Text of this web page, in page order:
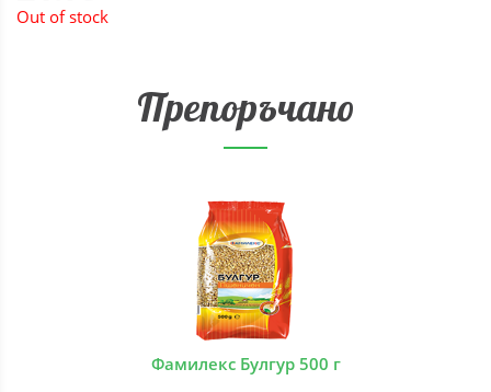
Out of stock
Препоръчано
Фамилекс Булгур 500 г